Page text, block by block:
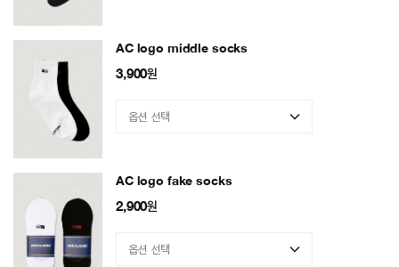
AC logo middle socks
3,900원
AC logo fake socks
2,900원